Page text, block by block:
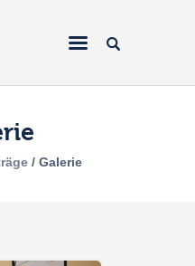
Galerie